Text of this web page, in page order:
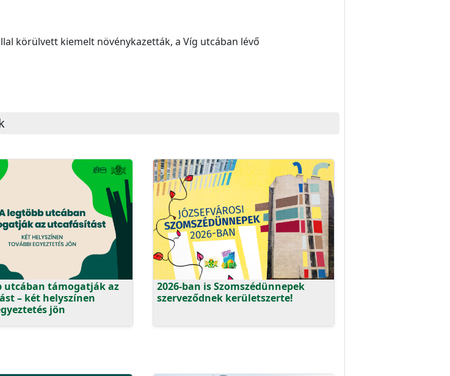
körülvett kiemelt növénykazetták, a Víg utcában lévő
utcában támogatják az
– két helyszínen
jön
2026-ban is Szomszédünnepek
szerveződnek kerületszerte!